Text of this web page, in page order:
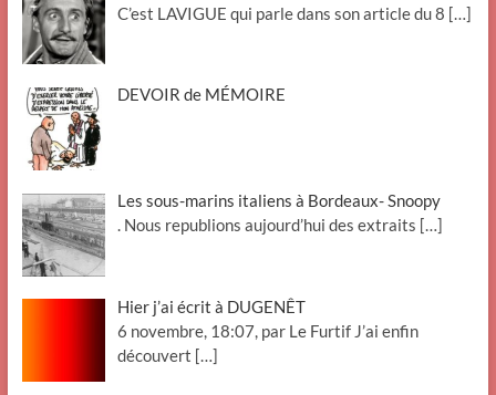
C’est LAVIGUE qui parle dans son article du 8 […]
DEVOIR de MÉMOIRE
Les sous-marins italiens à Bordeaux- Snoopy
. Nous republions aujourd’hui des extraits […]
Hier j’ai écrit à DUGENÊT
6 novembre, 18:07, par Le Furtif J’ai enfin
découvert […]